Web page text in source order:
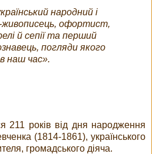
народний і
живописець, офортист,
й сепії та перший
погляди якого
наш час».
211 років від дня народження
(1814-1861), українського
громадського діяча.